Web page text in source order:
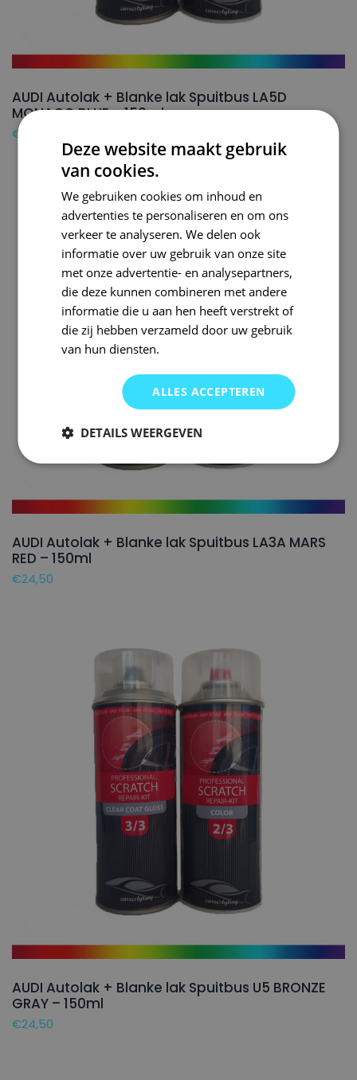
AUDI Autolak + Blanke lak Spuitbus LA5D
MONACO BLUE – 150ml
€
AUDI Autolak + Blanke lak Spuitbus LA3A MARS
RED – 150ml
€24,50
AUDI Autolak + Blanke lak Spuitbus U5 BRONZE
GRAY – 150ml
€24,50
Deze website maakt gebruik
van cookies.
We gebruiken cookies om inhoud en
advertenties te personaliseren en om ons
verkeer te analyseren. We delen ook
informatie over uw gebruik van onze site
met onze advertentie- en analysepartners,
die deze kunnen combineren met andere
informatie die u aan hen heeft verstrekt of
die zij hebben verzameld door uw gebruik
van hun diensten.
ALLES ACCEPTEREN
DETAILS WEERGEVEN